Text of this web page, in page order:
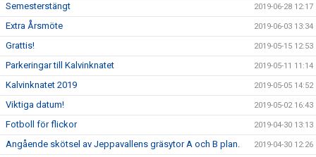
Semesterstängt 2019-06-28 12:17
Extra Årsmöte 2019-06-03 13:34
Grattis! 2019-05-15 12:53
Parkeringar till Kalvinknatet 2019-05-11 11:14
Kalvinknatet 2019 2019-05-05 14:52
Viktiga datum! 2019-05-02 16:43
Fotboll för flickor 2019-04-30 13:13
Angående skötsel av Jeppavallens gräsytor A och B plan. 2019-04-30 12:26